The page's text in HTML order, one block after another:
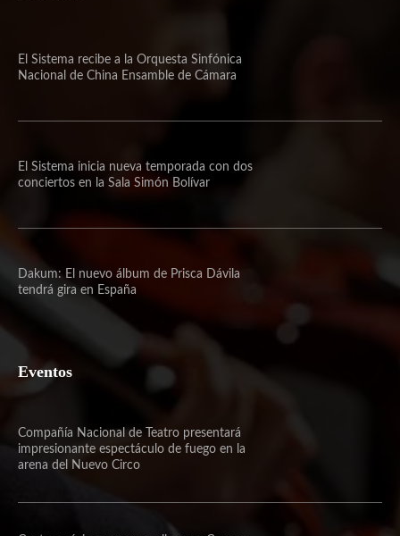
El Sistema recibe a la Orquesta Sinfónica
Nacional de China Ensamble de Cámara
El Sistema inicia nueva temporada con dos
conciertos en la Sala Simón Bolívar
Dakum: El nuevo álbum de Prisca Dávila
tendrá gira en España
Eventos
Compañía Nacional de Teatro presentará
impresionante espectáculo de fuego en la
arena del Nuevo Circo